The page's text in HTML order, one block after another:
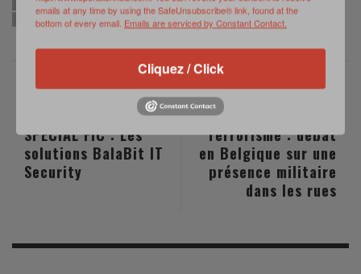
FRANÇOIS HOLLANDE
JEAN-YVES LE DRIAN LPM MARSEILLE
PLAN VIGIPIRATE
PORTE-AVIONS CHARLES-DE-GAULLE
TERRORISME
Terrorisme : débat
en Belgique sur une
présence militaire
dans les rues
SPECIAL FIC : Les
solutions BalaBit IT
Security
emails at any time by using the SafeUnsubscribe® link, found at the
bottom of every email. Emails are serviced by Constant Contact.
Cliquez / Click